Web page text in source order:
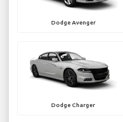
Dodge Avenger
Dodge Charger